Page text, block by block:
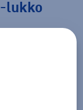
-lukko